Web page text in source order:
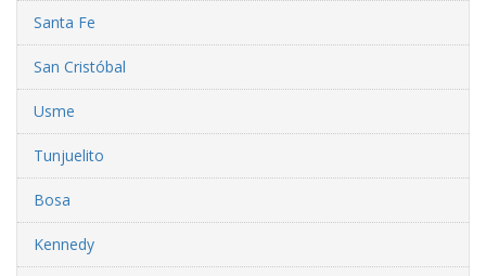
Santa Fe
San Cristóbal
Usme
Tunjuelito
Bosa
Kennedy